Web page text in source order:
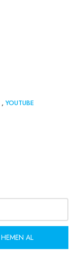
,YOUTUBE
HEMEN AL